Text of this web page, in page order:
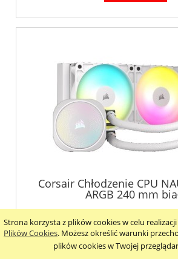
Strona korzysta z plików cookies w celu realizacji
Plików Cookies. Możesz określić warunki
plików cookies w Twojej
Corsair Chłodzenie CPU
ARGB 240 mm
462,30 zł